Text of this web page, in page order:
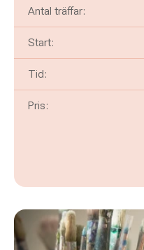
Antal träffar:
Start:
Tid:
Pris: